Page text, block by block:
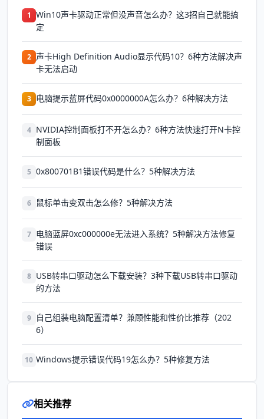
1 Win10声卡驱动正常但没声音怎么办？这3招自己就能搞
定
2 声卡High Definition Audio显示代码10？6种方法解决声
卡无法启动
3 电脑提示蓝屏代码0x0000000A怎么办？6种解决方法
4 NVIDIA控制面板打不开怎么办？6种方法快速打开N卡控
制面板
5 0x800701B1错误代码是什么？5种解决方法
6 鼠标单击变双击怎么修？5种解决方法
7 电脑蓝屏0xc000000e无法进入系统？5种解决方法修复
错误
8 USB转串口驱动怎么下载安装？3种下载USB转串口驱动
的方法
9
自己组装电脑配置清单？兼顾性能和性价比推荐（202
6）
10 Windows提示错误代码19怎么办？5种修复方法
相关推荐